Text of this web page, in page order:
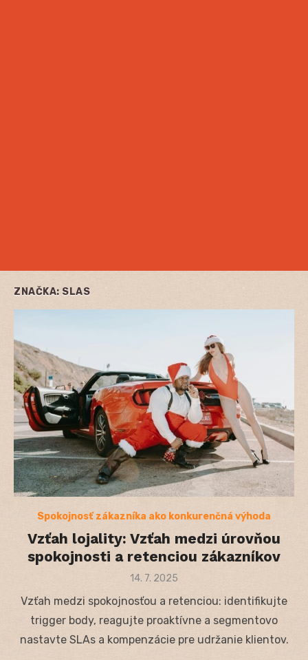
ZNAČKA: SLAS
Spokojnosť zákazníka ako konkurenčná výhoda
Vzťah lojality: Vzťah medzi úrovňou
spokojnosti a retenciou zákazníkov
Posted
14. 7. 2025
Vzťah medzi spokojnosťou a retenciou: identifikujte
trigger body, reagujte proaktívne a segmentovo
nastavte SLAs a kompenzácie pre udržanie klientov.